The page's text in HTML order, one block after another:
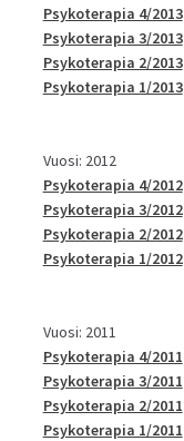
Psykoterapia 4/2013
Psykoterapia 3/2013
Psykoterapia 2/2013
Psykoterapia 1/2013
Vuosi: 2012
Psykoterapia 4/2012
Psykoterapia 3/2012
Psykoterapia 2/2012
Psykoterapia 1/2012
Vuosi: 2011
Psykoterapia 4/2011
Psykoterapia 3/2011
Psykoterapia 2/2011
Psykoterapia 1/2011